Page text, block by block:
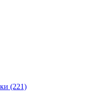
(221)